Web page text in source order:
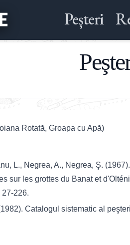
Peșteri
Rotată, Groapa cu Apă)
L., Negrea, A., Negrea, Ş.
sur les grottes du Banat et
27-226.
Catalogul sistematic al